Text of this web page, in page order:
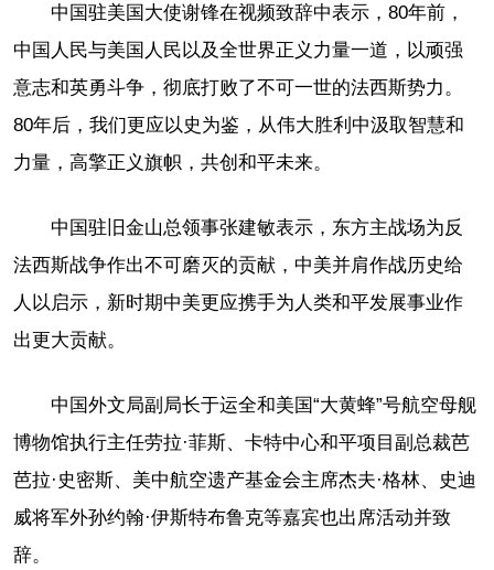
中国驻美国大使谢锋在视频致辞中表示，80年前，
中国人民与美国人民以及全世界正义力量一道，以顽强
意志和英勇斗争，彻底打败了不可一世的法西斯势力。
80年后，我们更应以史为鉴，从伟大胜利中汲取智慧和
力量，高擎正义旗帜，共创和平未来。
中国驻旧金山总领事张建敏表示，东方主战场为反
法西斯战争作出不可磨灭的贡献，中美并肩作战历史给
人以启示，新时期中美更应携手为人类和平发展事业作
出更大贡献。
中国外文局副局长于运全和美国“大黄蜂”号航空母舰
博物馆执行主任劳拉·菲斯、卡特中心和平项目副总裁芭
芭拉·史密斯、美中航空遗产基金会主席杰夫·格林、史迪
威将军外孙约翰·伊斯特布鲁克等嘉宾也出席活动并致
辞。